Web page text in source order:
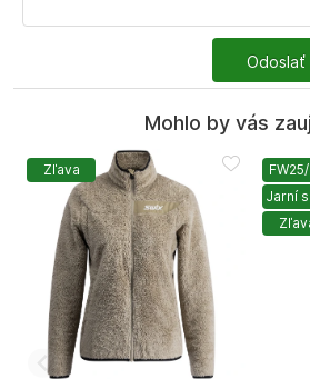
Odoslať
Mohlo by vás
Zľava
Jarní